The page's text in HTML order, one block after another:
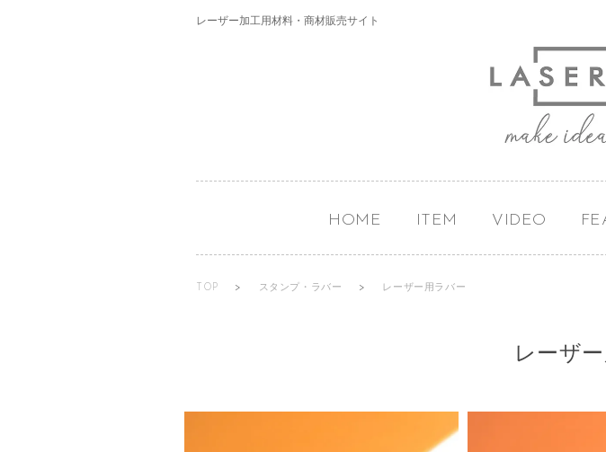
レーザー加工用材料・商材販売サイト
HOME ITEM VIDEO
TOP > スタンプ・ラバー > レーザー用ラバー
レーザ